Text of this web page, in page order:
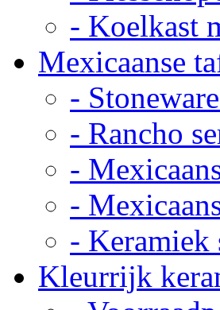
- Koelkast
Mexicaanse
-
- Rancho
-
-
- Keramiek
Kleurrijk